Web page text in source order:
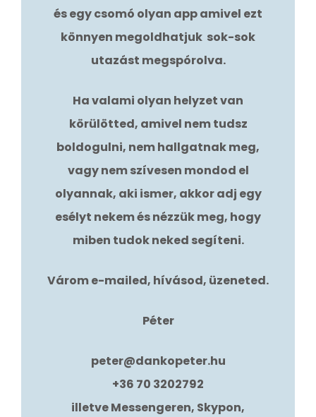
és egy csomó olyan app amivel ezt
könnyen megoldhatjuk sok-sok
utazást megspórolva.
Ha valami olyan helyzet van
körülötted, amivel nem tudsz
boldogulni, nem hallgatnak meg,
vagy nem szívesen mondod el
olyannak, aki ismer, akkor adj egy
esélyt nekem és nézzük meg, hogy
miben tudok neked segíteni.
Várom e-mailed, hívásod, üzeneted.
Péter
peter@dankopeter.hu
+36 70 3202792
illetve Messengeren, Skypon,